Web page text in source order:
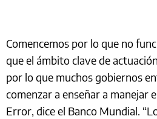
Comencemos por lo que no
que el ámbito clave de
por lo que muchos gobiernos
comenzar a enseñar a manejar
Error, dice el Banco Mundial.